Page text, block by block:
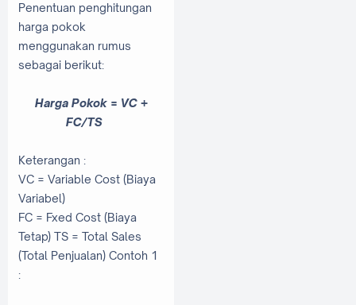
Penentuan penghitungan
harga pokok
menggunakan rumus
sebagai berikut:
Harga Pokok = VC +
FC/TS
Keterangan :
VC = Variable Cost (Biaya
Variabel)
FC = Fxed Cost (Biaya
Tetap) TS = Total Sales
(Total Penjualan) Contoh 1
: